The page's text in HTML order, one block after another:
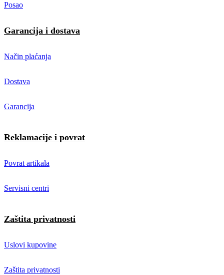
Posao
Garancija i dostava
Način plaćanja
Dostava
Garancija
Reklamacije i povrat
Povrat artikala
Servisni centri
Zaštita privatnosti
Uslovi kupovine
Zaštita privatnosti